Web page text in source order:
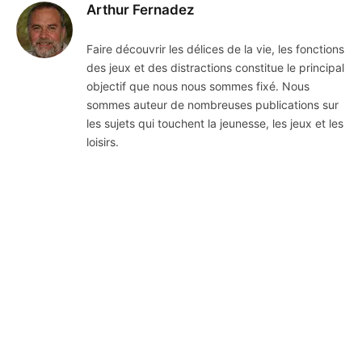
Arthur Fernadez
Faire découvrir les délices de la vie, les fonctions
des jeux et des distractions constitue le principal
objectif que nous nous sommes fixé. Nous
sommes auteur de nombreuses publications sur
les sujets qui touchent la jeunesse, les jeux et les
loisirs.